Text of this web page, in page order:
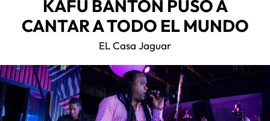
KAFU BANTON PUSO A
CANTAR A TODO EL MUNDO
EL Casa Jaguar